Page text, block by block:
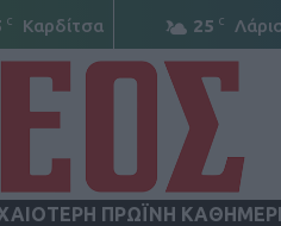
C Καρδίτσα 25 C
ΠΡΩΪΝΗ